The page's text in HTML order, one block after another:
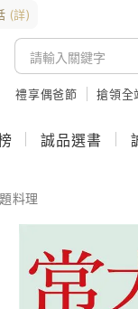
(詳)
禮享偶爸節 搶領全
誠品選書
料理